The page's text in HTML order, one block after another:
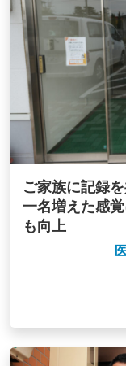
ご家族に記録
一名増えた感
も向上